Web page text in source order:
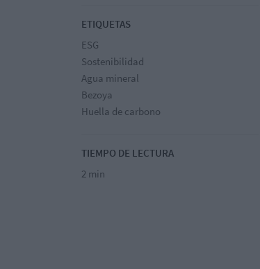
ETIQUETAS
ESG
Sostenibilidad
Agua mineral
Bezoya
Huella de carbono
TIEMPO DE LECTURA
2 min